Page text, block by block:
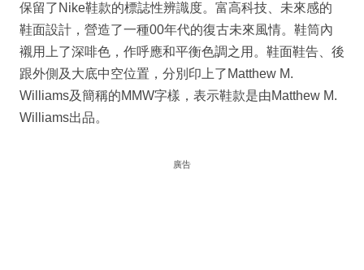
保留了Nike鞋款的標誌性辨識度。富高科技、未來感的
鞋面設計，營造了一種00年代的復古未來風情。鞋筒內
襯用上了深啡色，作呼應和平衡色調之用。鞋面鞋告、後
跟外側及大底中空位置，分別印上了Matthew M.
Williams及簡稱的MMW字樣，表示鞋款是由Matthew M.
Williams出品。
廣告